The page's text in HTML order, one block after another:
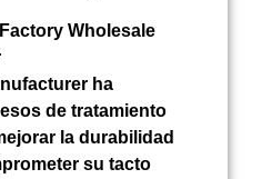
Wholesale
ha
de tratamiento
la durabilidad
su tacto